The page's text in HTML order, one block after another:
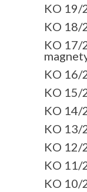
KO 19/
KO 18/
KO 17/
KO 16/
KO 15/
KO 14/
KO 13/
KO 12/
KO 11/
KO 10/